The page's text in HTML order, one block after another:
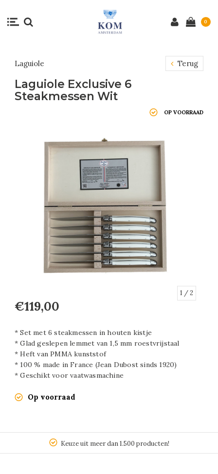
0
Laguiole Terug
Laguiole Exclusive 6
Steakmessen Wit
OP VOORRAAD
1 / 2
€119,00
* Set met 6 steakmessen in houten kistje
* Glad geslepen lemmet van 1,5 mm roestvrijstaal
* Heft van PMMA kunststof
* 100 % made in France (Jean Dubost sinds 1920)
* Geschikt voor vaatwasmachine
Op voorraad
Keuze uit meer dan 1.500 producten!